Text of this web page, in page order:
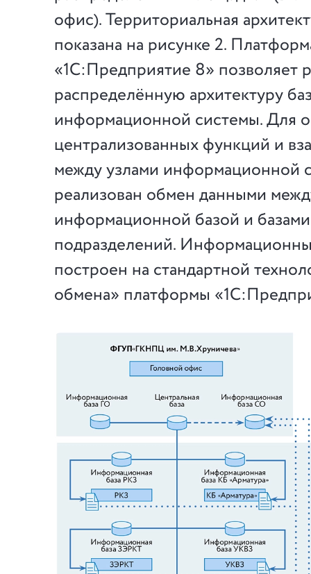
офис). Территориальная
показана на рисунке 2.
«1С:Предприятие 8» позволяет
распределённую архитектуру
информационной системы. Для
централизованных функций и
между узлами информационной
реализован обмен данными
информационной базой и
подразделений.
построен на стандартной
обмена» платформы